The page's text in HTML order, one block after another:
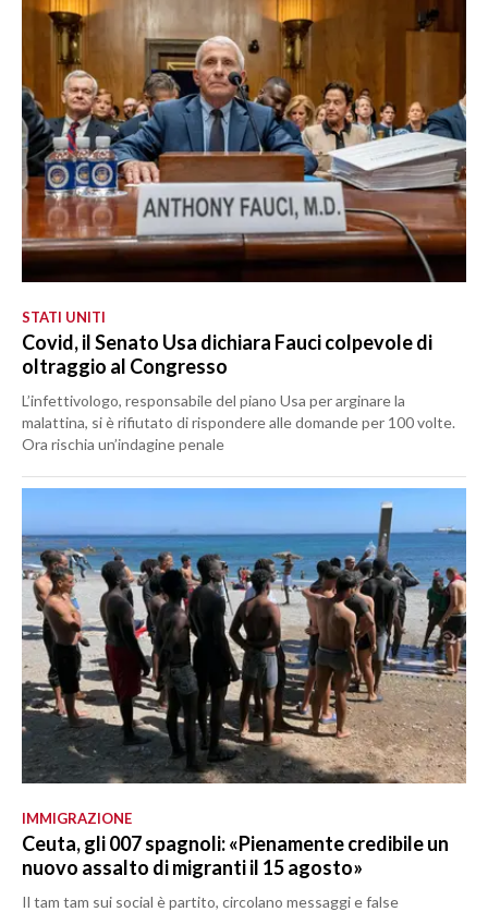
STATI UNITI
Covid, il Senato Usa dichiara Fauci colpevole di
oltraggio al Congresso
L’infettivologo, responsabile del piano Usa per arginare la
malattina, si è rifiutato di rispondere alle domande per 100 volte.
Ora rischia un’indagine penale
IMMIGRAZIONE
Ceuta, gli 007 spagnoli: «Pienamente credibile un
nuovo assalto di migranti il 15 agosto»
Il tam tam sui social è partito, circolano messaggi e false